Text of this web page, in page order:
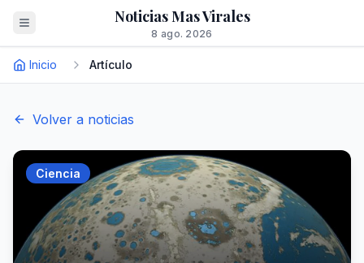
Noticias Mas Virales
8 ago. 2026
Inicio Artículo
Volver a noticias
Ciencia